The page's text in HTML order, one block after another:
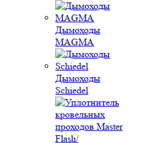
Дымоходы
MAGMA
Дымоходы
Schiedel